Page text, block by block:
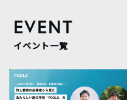
EVENT
イベント一覧